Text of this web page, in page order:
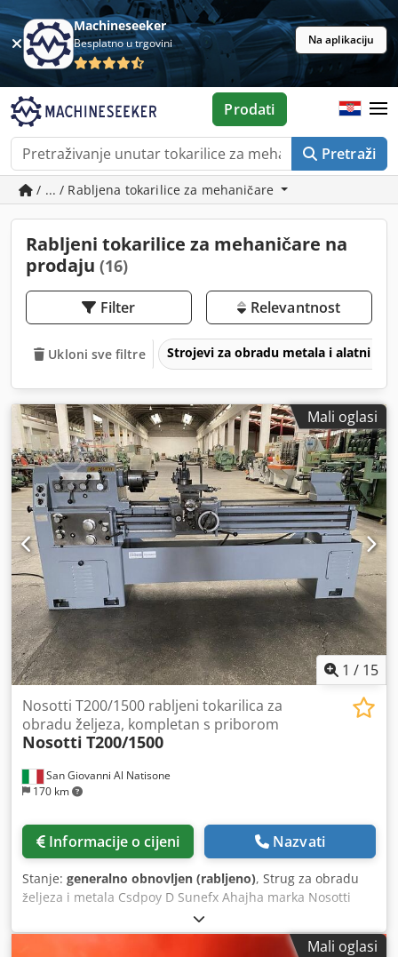
Machineseeker
Besplatno u trgovini Na aplikaciju
Pretraži
Prodati
/ ... / Rabljena tokarilice za mehaničare
Rabljeni tokarilice za mehaničare na
prodaju (16)
Filter Relevantnost
Ukloni sve filtre Strojevi za obradu metala i alatni
Mali oglasi
1 / 15
San Giovanni Al Natisone
170 km
Nosotti T200/1500 rabljeni tokarilica za
obradu željeza, kompletan s priborom
Nosotti T200/1500
Informacije o cijeni Nazvati
Stanje: generalno obnovljen (rabljeno), Strug za obradu
željeza i metala Csdpoy D Sunefx Ahajha marka Nosotti
model T200/1500 dodatna oprema kao na fotografiji
dimenzije: 270 x 80 cm, visina 120 cm
Mali oglasi